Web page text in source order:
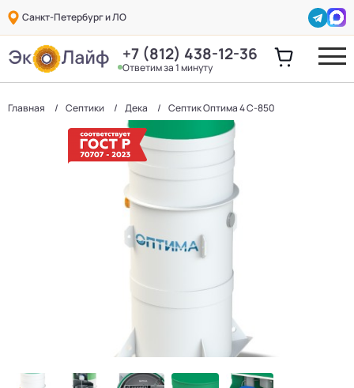
Санкт-Петербург и ЛО
+7 (812) 438-12-36
Ответим за 1 минуту
Главная Септики Дека Септик Оптима 4 С-850